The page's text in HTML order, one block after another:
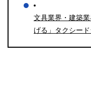
文具業界・建築
げる」タクシー